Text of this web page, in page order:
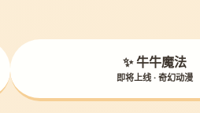
✨ 牛牛魔法
即将上线 · 奇幻动漫